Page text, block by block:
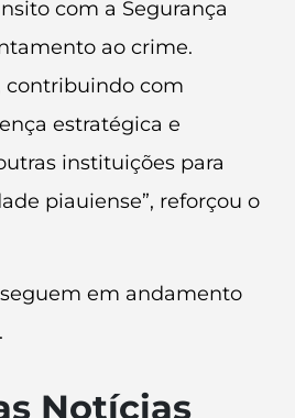
com a Segurança
ao crime.
contribuindo com
estratégica e
instituições para
piauiense”, reforçou o
em andamento
Notícias